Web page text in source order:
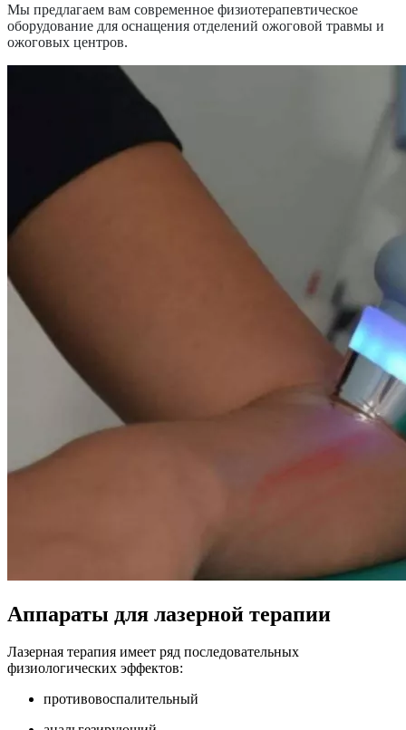
Мы предлагаем вам современное физиотерапевтическое
оборудование для оснащения отделений ожоговой травмы и
ожоговых центров.
Аппараты для лазерной терапии
Лазерная терапия имеет ряд последовательных
физиологических эффектов:
противовоспалительный